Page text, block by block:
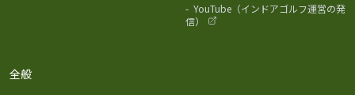
- YouTube（インドアゴルフ運営の発
信）
全般